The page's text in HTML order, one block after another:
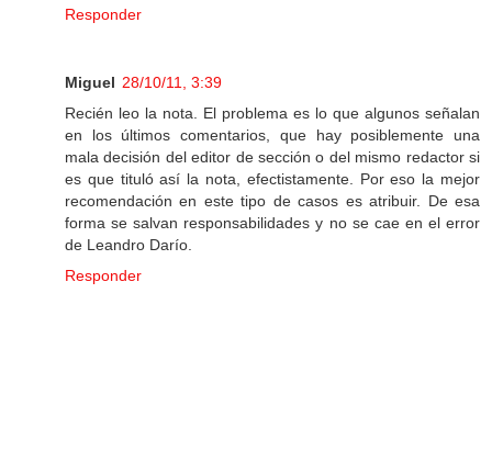
Responder
Miguel 28/10/11, 3:39
Recién leo la nota. El problema es lo que algunos señalan
en los últimos comentarios, que hay posiblemente una
mala decisión del editor de sección o del mismo redactor si
es que tituló así la nota, efectistamente. Por eso la mejor
recomendación en este tipo de casos es atribuir. De esa
forma se salvan responsabilidades y no se cae en el error
de Leandro Darío.
Responder